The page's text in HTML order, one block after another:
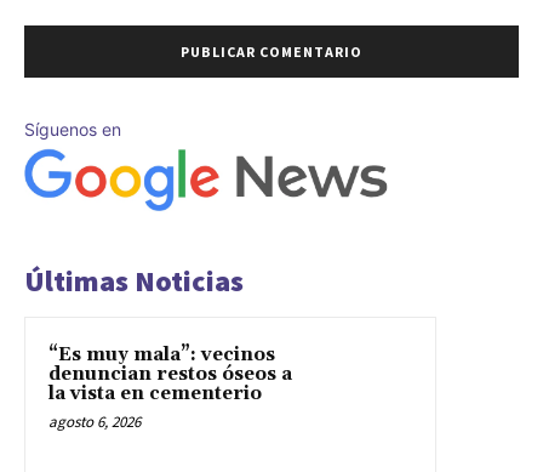
Síguenos en
Últimas Noticias
“Es muy mala”: vecinos
denuncian restos óseos a
la vista en cementerio
agosto 6, 2026